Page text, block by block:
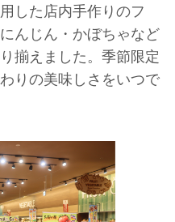
した店内手作りのフ
んじん・かぼちゃなど
揃えました。季節限定
りの美味しさをいつで